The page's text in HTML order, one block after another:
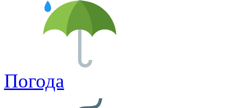
Погода